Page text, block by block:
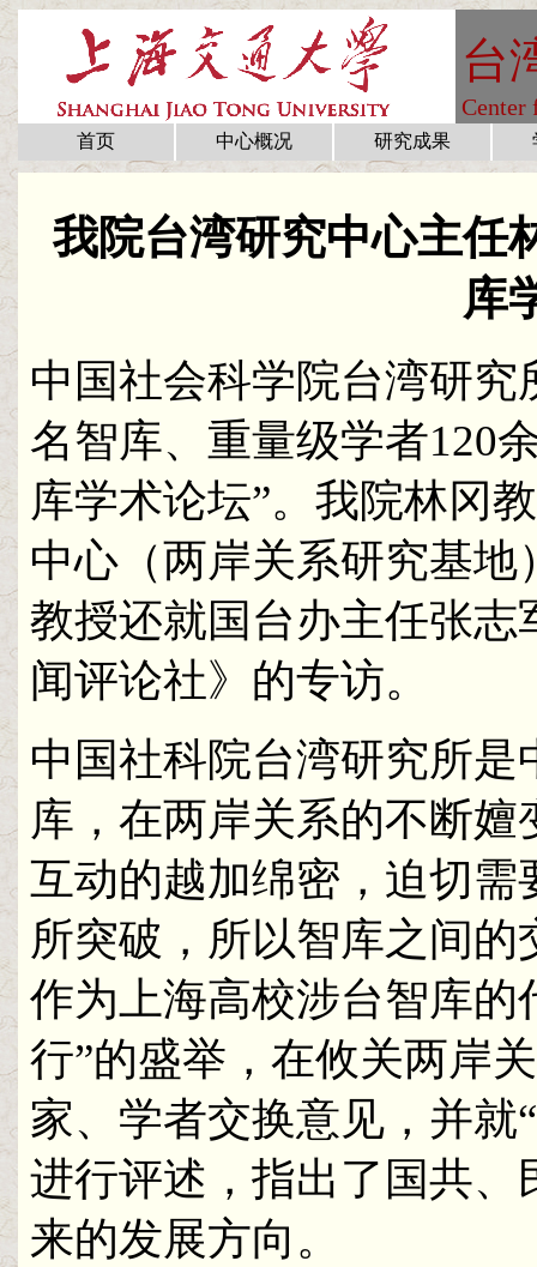
台
Center
首页 中心概况 研究成果
我院台湾研究中心主任
库
中国社会科学院台湾研
名智库、重量级学者120
库学术论坛”。我院林冈
中心（两岸关系研究基
教授还就国台办主任张
闻评论社》的专访。
中国社科院台湾研究所
库，在两岸关系的不断
互动的越加绵密，迫切需
所突破，所以智库之间
作为上海高校涉台智库的
行”的盛举，在攸关两岸
家、学者交换意见，并就
进行评述，指出了国共
来的发展方向。